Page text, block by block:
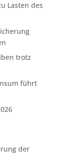
Lasten des
trotz
führt
der